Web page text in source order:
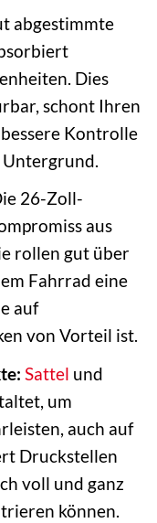
abgestimmte
Dies
schont Ihren
Kontrolle
Untergrund.
26-Zoll-
aus
rollen gut über
Fahrrad eine
auf
von Vorteil ist.
Sattel und
um
auch auf
Druckstellen
voll und ganz
können.